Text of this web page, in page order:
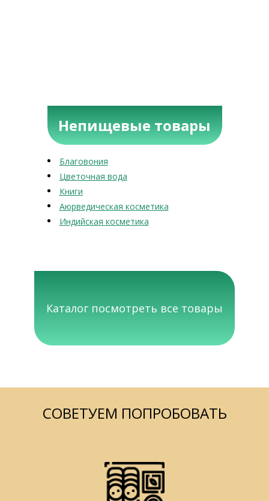
Непищевые товары
Благовония
Цветочная вода
Книги
Аюрведическая косметика
Индийская косметика
Каталог посмотреть все товары
СОВЕТУЕМ ПОПРОБОВАТЬ